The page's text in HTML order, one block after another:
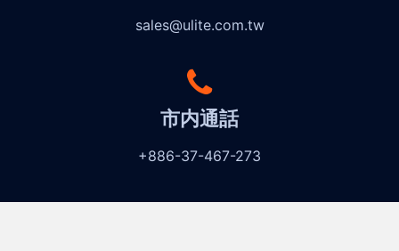
sales@ulite.com.tw
市内通話
+886-37-467-273